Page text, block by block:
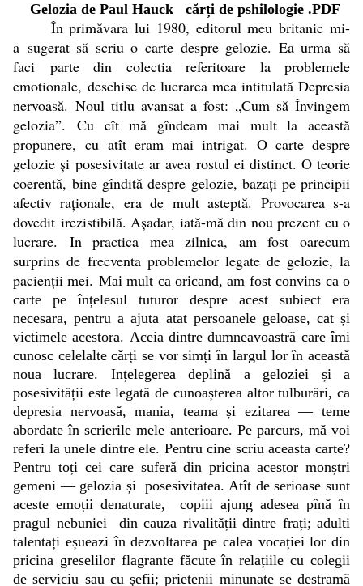
Gelozia de Paul Hauck cărți de pshilologie .PDF
În primăvara lui 1980, editorul meu britanic mi-
a sugerat să scriu o carte despre gelozie. Ea urma să
faci parte din colectia referitoare la problemele
emotionale, deschise de lucrarea mea intitulată Depresia
nervoasă. Noul titlu avansat a fost: „Cum să Învingem
gelozia”. Cu cît mă gîndeam mai mult la această
propunere, cu atît eram mai intrigat. O carte despre
gelozie și posesivitate ar avea rostul ei distinct. O teorie
coerentă, bine gîndită despre gelozie, bazați pe principii
afectiv raționale, era de mult asteptă. Provocarea s-a
dovedit irezistibilă. Așadar, iată-mă din nou prezent cu o
lucrare. In practica mea zilnica, am fost oarecum
surprins de frecventa problemelor legate de gelozie, la
pacienții mei. Mai mult ca oricand, am fost convins ca o
carte pe înțelesul tuturor despre acest subiect era
necesara, pentru a ajuta atat persoanele geloase, cat și
victimele acestora. Aceia dintre dumneavoastră care îmi
cunosc celelalte cărți se vor simți în largul lor în această
noua lucrare. Ințelegerea deplină a geloziei și a
posesivității este legată de cunoașterea altor tulburări, ca
depresia nervoasă, mania, teama și ezitarea — teme
abordate în scrierile mele anterioare. Pe parcurs, mă voi
referi la unele dintre ele. Pentru cine scriu aceasta carte?
Pentru toți cei care suferă din pricina acestor monștri
gemeni — gelozia și posesivitatea. Atît de serioase sunt
aceste emoții denaturate, copiii ajung adesea pînă în
pragul nebuniei din cauza rivalității dintre frați; adulti
talentați eșueazi în dezvoltarea pe calea vocației lor din
pricina greselilor flagrante făcute în relațiile cu colegii
de serviciu sau cu șefii; prietenii minunate se destramă